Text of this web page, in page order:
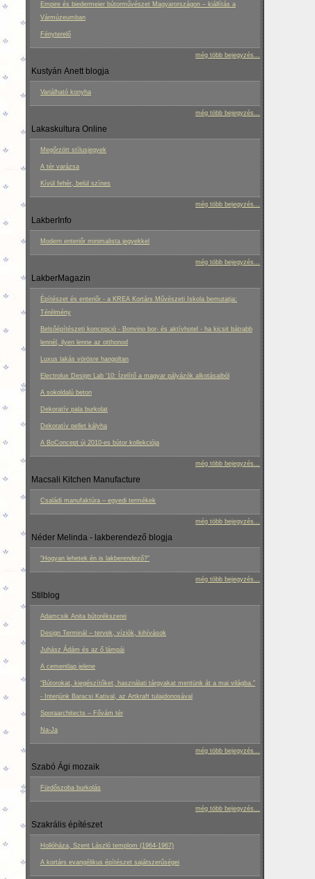
Empire és biedermeier bútorművészet Magyarországon – kiállítás a
Vármúzeumban
Fényterelő
még több bejegyzés...
Kustyán Anett blogja
Variálható konyha
még több bejegyzés...
Lakaskultura Online
Megőrzött stílusjegyek
A tér varázsa
Kívül fehér, belül színes
még több bejegyzés...
LakberInfo
Modern enteriőr minimalista jegyekkel
még több bejegyzés...
LakberMagazin
Építészet és enteriőr - a KREA Kortárs Művészeti Iskola bemutatja:
Térélmény
Belsőépítészeti koncepció - Bonvino bor- és aktívhotel - ha kicsit bátrabb
lennél, ilyen lenne az otthonod
Luxus lakás vörösre hangoltan
Electrolux Design Lab ‘10: Ízelítő a magyar pályázók alkotásaiból
A sokoldalú beton
Dekoratív pala burkolat
Dekoratív pellet kályha
A BoConcept új 2010-es bútor kollekciója
még több bejegyzés...
Macsali Kitchen Manufacture
Családi manufaktúra – egyedi termékek
még több bejegyzés...
Néder Melinda - lakberendező blogja
“Hogyan lehetek én is lakberendező?”
még több bejegyzés...
Stilblog
Adamcsik Anita bútorékszerei
Design Terminál – tervek, víziók, kihívások
Juhász Ádám és az ő lámpái
A cementlap jelene
“Bútorokat, kiegészítőket, használati tárgyakat mentünk át a mai világba.”
- Interjúnk Baracsi Katival, az Artkraft tulajdonosával
Sporaarchitects – Fővám tér
Na-Ja
még több bejegyzés...
Szabó Ági mozaik
Fürdőszoba burkolás
még több bejegyzés...
Szakrális építészet
Hollóháza, Szent László templom (1964-1967)
A kortárs evangélikus építészet sajátszerűségei